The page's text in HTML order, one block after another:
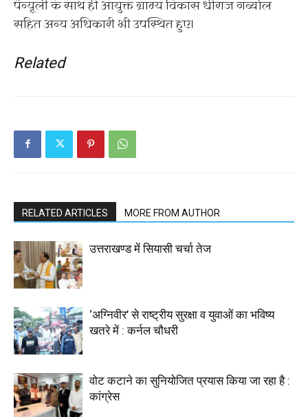
पैन्यूली के साथ ही आयुक्त ग्राम्य विकास धीराज गर्ब्याल
सहित अन्य अधिकारी भी उपस्थित हुए।
Related
RELATED ARTICLES MORE FROM AUTHOR
उत्तराखण्ड में सियासी चर्चा तेज
‘अग्निवीर’ से राष्ट्रीय सुरक्षा व युवाओं का भविष्य
खतरे में : कर्नल चौधरी
वोट कटाने का सुनियोजित प्रयास किया जा रहा है :
कांग्रेस